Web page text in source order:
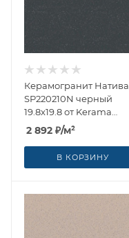
Керамогранит Натива
SP220210N черный
19.8x19.8 от Kerama
Marazzi (Россия)
2 892 ₽/м²
В КОРЗИНУ